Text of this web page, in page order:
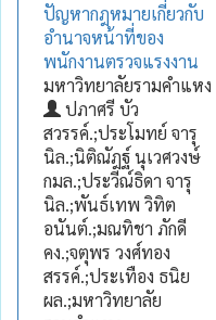
ปัญหากฎหมายเกี่ยวกับ
อำนาจหน้าที่ของ
พนักงานตรวจแรงงาน
มหาวิทยาลัยรามคำแหง
ปภาศรี บัว
สวรรค์.;ประโมทย์ จารุ
นิล.;นิติณัฎฐ์ นุเวศวงษ์
กมล.;ประวีณ์ธิดา จารุ
นิล.;พันธ์เทพ วิทิต
อนันต์.;มณทิชา ภักดี
คง.;จตุพร วงศ์ทอง
สรรค์.;ประเทือง ธนิย
ผล.;มหาวิทยาลัย